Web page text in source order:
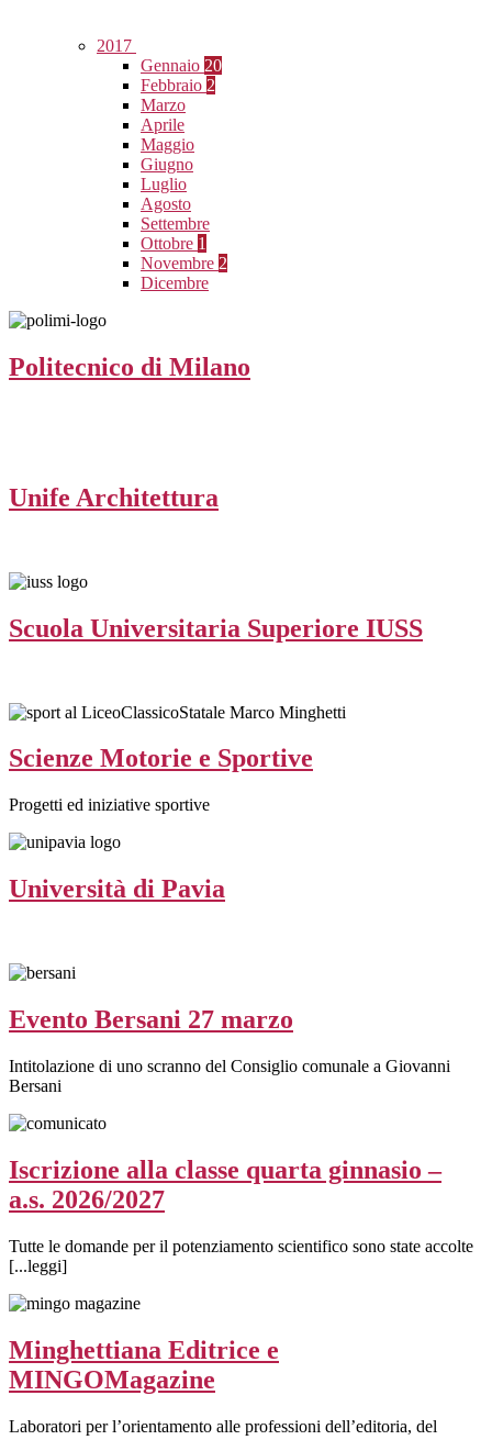
2017
Gennaio 20
Febbraio 2
Marzo
Aprile
Maggio
Giugno
Luglio
Agosto
Settembre
Ottobre 1
Novembre 2
Dicembre
Politecnico di Milano
Unife Architettura
Scuola Universitaria Superiore IUSS
Scienze Motorie e Sportive
Progetti ed iniziative sportive
Università di Pavia
Evento Bersani 27 marzo
Intitolazione di uno scranno del Consiglio comunale a Giovanni
Bersani
Iscrizione alla classe quarta ginnasio –
a.s. 2026/2027
Tutte le domande per il potenziamento scientifico sono state accolte
[...leggi]
Minghettiana Editrice e
MINGOMagazine
Laboratori per l’orientamento alle professioni dell’editoria, del